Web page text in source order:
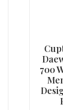
700